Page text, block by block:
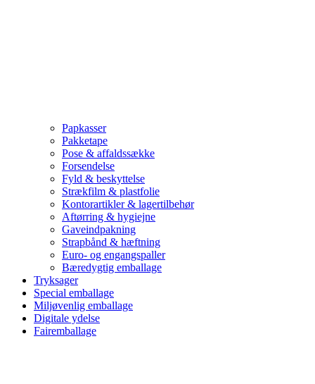
Papkasser
Pakketape
Pose & affaldssække
Forsendelse
Fyld & beskyttelse
Strækfilm & plastfolie
Kontorartikler & lagertilbehør
Aftørring & hygiejne
Gaveindpakning
Strapbånd & hæftning
Euro- og engangspaller
Bæredygtig emballage
Tryksager
Special emballage
Miljøvenlig emballage
Digitale ydelse
Fairemballage